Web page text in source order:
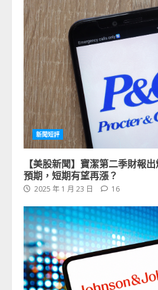
新聞短評
【美股新聞】寶潔第二季財報
預期，短期有望再漲？
2025 年 1 月 23 日 16